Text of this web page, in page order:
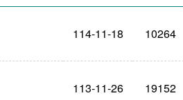
114-11-18 10264
113-11-26 19152